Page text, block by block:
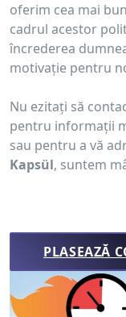
oferim cea mai
cadrul acestor
încrederea
motivație pentru
Nu ezitați să
pentru informații
sau pentru a vă
Kapsül, suntem
PLASEAZĂ